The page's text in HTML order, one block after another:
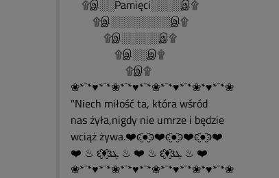
۩இ░░Pamięci░░░░இ۩
۩இ░░░░░░░░இ۩
۩இ░░░░░இ۩
۩இ░░இ۩
۩இ۩
❀*¯*♥*¯*❀*¯*♥*¯*❀*¯*♥*¯*❀*♥*¯*❀
"Niech miłość ta, która wśród
nas żyła,nigdy nie umrze i będzie
wciąż żywa.❤️ͼ̮̑●̮̑ͽ❤️ͼ̮̑●̮̑ͽ❤️ͼ̮̑●̮̑ͽ❤️
❤️ ♨ ԑ̮̑♦̮̑ɜܓ ♨ ❤️ ♨ ԑ̮̑♦̮̑ɜܓ ♨ ❤️
❀*¯*♥*¯*❀*¯*♥*¯*❀*¯*♥*¯*❀*♥*¯*❀